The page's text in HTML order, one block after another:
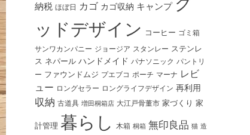
納税 ほぼ日 カゴ カゴ収納 キャンプ
ッドデザイン コーヒー ゴミ箱
サンワカンパニー ジョージア スタンレー ステンレ
ス ネパール ハンドメイド パナソニック パントリ
ー ファウンドムジ プエブコ ポーチ マーナ レビ
ュー ロングセラー ロングライフデザイン 再利用
収納 古道具 増田桐箱店 大江戸骨董市 家づくり 家
計管理 暮らし 木箱 桐箱 無印良品 猫 造